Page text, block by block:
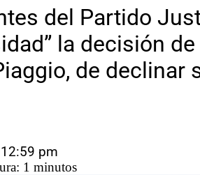
del Partido
la decisión
de declinar
12:59 pm
1 minutos